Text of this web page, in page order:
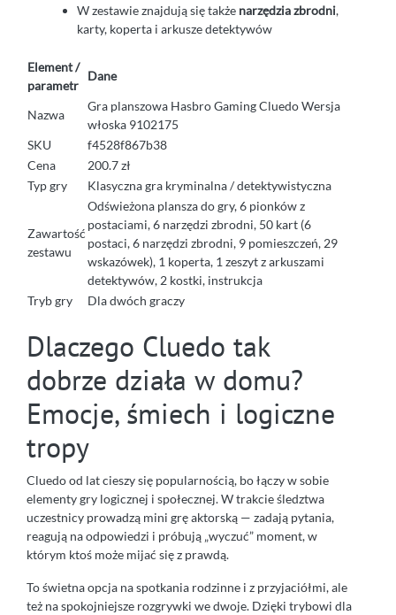
W zestawie znajdują się także narzędzia zbrodni,
karty, koperta i arkusze detektywów
Element /
parametr
Dane
Nazwa
Gra planszowa Hasbro Gaming Cluedo Wersja
włoska 9102175
SKU
f4528f867b38
Cena
200.7 zł
Typ gry
Klasyczna gra kryminalna / detektywistyczna
Zawartość
zestawu
Odświeżona plansza do gry, 6 pionków z
postaciami, 6 narzędzi zbrodni, 50 kart (6
postaci, 6 narzędzi zbrodni, 9 pomieszczeń, 29
wskazówek), 1 koperta, 1 zeszyt z arkuszami
detektywów, 2 kostki, instrukcja
Tryb gry
Dla dwóch graczy
Dlaczego Cluedo tak
dobrze działa w domu?
Emocje, śmiech i logiczne
tropy
Cluedo od lat cieszy się popularnością, bo łączy w sobie
elementy gry logicznej i społecznej. W trakcie śledztwa
uczestnicy prowadzą mini grę aktorską — zadają pytania,
reagują na odpowiedzi i próbują „wyczuć” moment, w
którym ktoś może mijać się z prawdą.
To świetna opcja na spotkania rodzinne i z przyjaciółmi, ale
też na spokojniejsze rozgrywki we dwoje. Dzięki trybowi dla